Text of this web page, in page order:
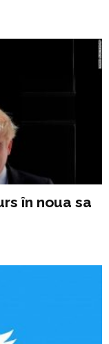
în noua sa